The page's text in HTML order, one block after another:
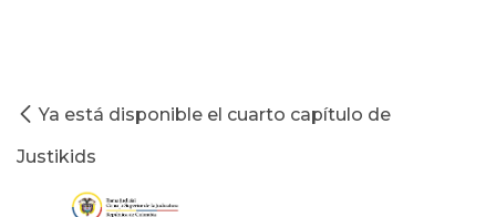
Ya está disponible el cuarto capítulo de
Justikids